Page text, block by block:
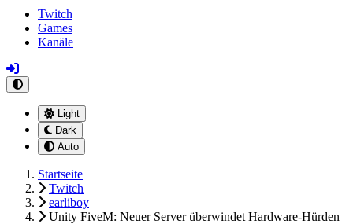
Twitch
Games
Kanäle
Light
Dark
Auto
Startseite
Twitch
earliboy
Unity FiveM: Neuer Server überwindet Hardware-Hürden